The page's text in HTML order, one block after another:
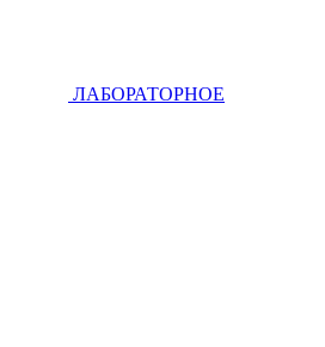
ЛАБОРАТОРНОЕ